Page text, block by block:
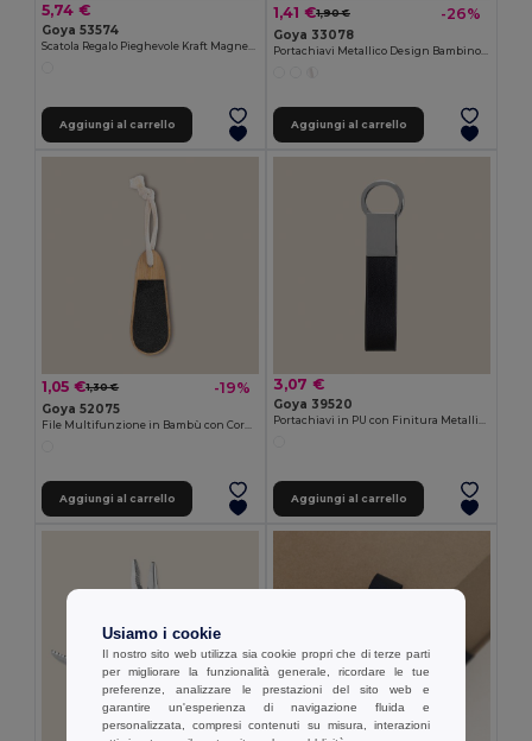
5,74 €
Goya 53574
Scatola Regalo Pieghevole Kraft Magnetica FSC KOHA
Aggiungi al carrello
1,41 €1,90 € -26%
Goya 33078
Portachiavi Metallico Design Bambino o Bambina KINDER
Aggiungi al carrello
1,05 €1,30 € -19%
Goya 52075
File Multifunzione in Bambù con Cordino Cotone RASP
Aggiungi al carrello
3,07 €
Goya 39520
Portachiavi in PU con Finitura Metallica CHIAVE
Aggiungi al carrello
Usiamo i cookie
Il nostro sito web utilizza sia cookie propri che di terze parti
per migliorare la funzionalità generale, ricordare le tue
preferenze, analizzare le prestazioni del sito web e
garantire un'esperienza di navigazione fluida e
personalizzata, compresi contenuti su misura, interazioni